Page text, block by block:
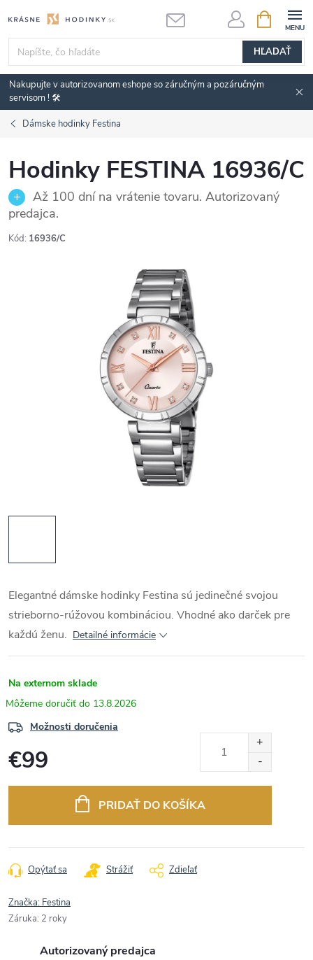
na
obsah
HĽADAŤ
KOŠÍK
Nakupujte v autorizovanom eshope so záručným a pozáručným
servisom ! 🛠️
Dámske hodinky Festina
Hodinky FESTINA 16936/C
Až 100 dní na vrátenie tovaru. Autorizovaný
predajca.
Kód: 16936/C
Elegantné dámske hodinky Festina sú jedinečné svojou
strieborno-rúžovou kombináciou. Vhodné ako darček pre
každú ženu. Detailné informácie
Na externom sklade
13.8.2026
Možnosti doručenia
€99
PRIDAŤ DO KOŠÍKA
Opýtať sa Strážiť Zdieľať
Značka: Festina
Záruka: 2 roky
Autorizovaný predajca